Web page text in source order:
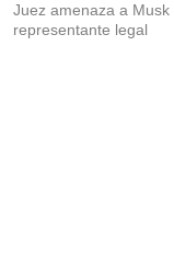
Juez amenaza a
representante legal